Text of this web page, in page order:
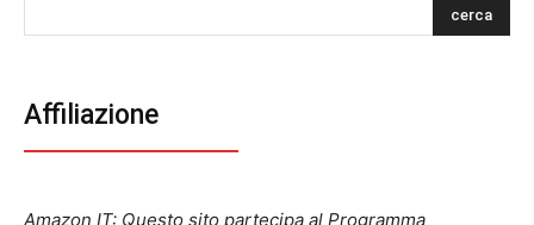
cerca
Affiliazione
Amazon IT: Questo sito partecipa al Programma